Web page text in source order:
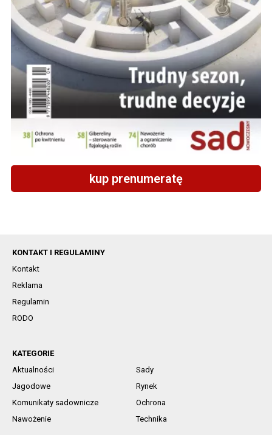
kup prenumeratę
KONTAKT I REGULAMINY
Kontakt
Reklama
Regulamin
RODO
KATEGORIE
Aktualności
Sady
Jagodowe
Rynek
Komunikaty sadownicze
Ochrona
Nawożenie
Technika